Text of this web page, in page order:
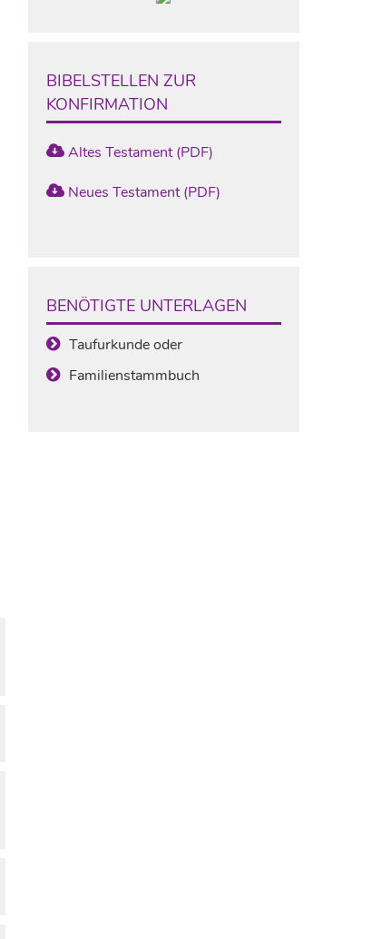
BIBELSTELLEN ZUR
KONFIRMATION
Altes Testament (PDF)
Neues Testament (PDF)
BENÖTIGTE UNTERLAGEN
Taufurkunde oder
Familienstammbuch